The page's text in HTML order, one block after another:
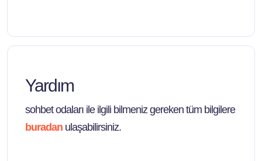
Yardım
sohbet odaları ile ilgili bilmeniz gereken tüm bilgilere
buradan ulaşabilirsiniz.